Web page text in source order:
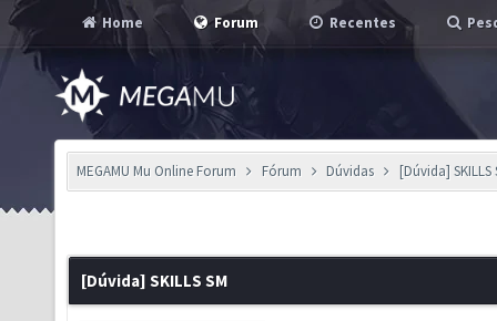
Home Forum Recentes
MEGAMU Mu Online Forum Fórum Dúvidas [Dúvida] SKILLS
[Dúvida] SKILLS SM